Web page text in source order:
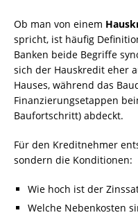
Ob man von einem
spricht, ist häufig
Banken beide Begriffe
sich der Hauskredit eher
Hauses, während das
Finanzierungsetappen
Baufortschritt) abdeckt.
Für den Kreditnehmer
sondern die Konditionen:
Wie hoch ist der
Welche Nebenkosten